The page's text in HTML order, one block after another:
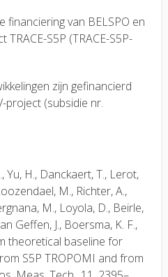
financiering van BELSPO en
TRACE-S5P (TRACE-S5P-
zijn gefinancierd
project (subsidie nr.
Yu, H., Danckaert, T., Lerot,
M., Richter, A.,
M., Loyola, D., Beirle,
Geffen, J., Boersma, K. F.,
theoretical baseline for
S5P TROPOMI and from